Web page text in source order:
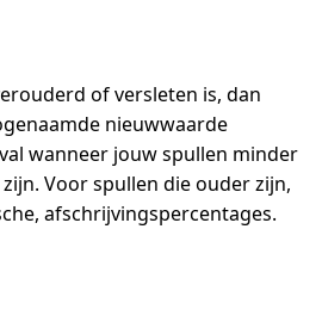
of versleten is, dan
nieuwwaarde
wanneer jouw spullen minder
Voor spullen die ouder zijn,
afschrijvingspercentages.